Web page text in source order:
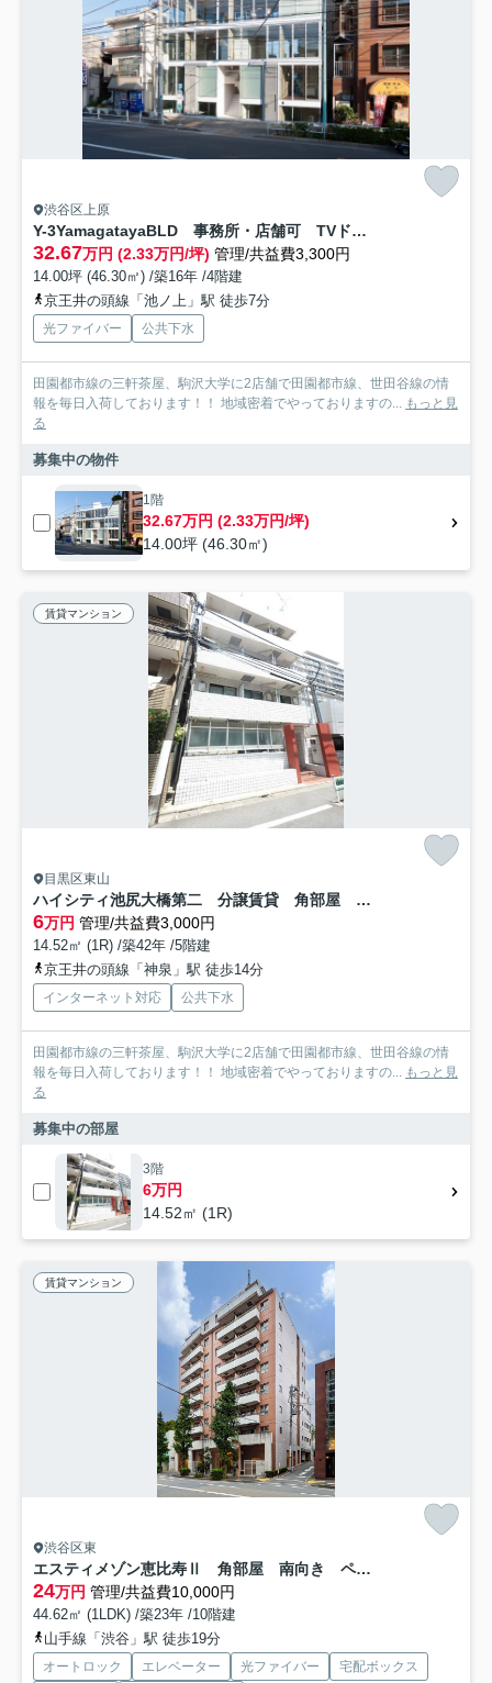
渋谷区上原
Y-3YamagatayaBLD 事務所・店舗可 TVドアフォン
32.67万円 (2.33万円/坪) 管理/共益費3,300円
14.00坪 (46.30㎡) /築16年 /4階建
京王井の頭線「池ノ上」駅 徒歩7分
光ファイバー 公共下水
田園都市線の三軒茶屋、駒沢大学に2店舗で田園都市線、世田谷線の情
報を毎日入荷しております！！ 地域密着でやっておりますの... もっと見
る
募集中の物件
1階
32.67万円 (2.33万円/坪)
14.00坪 (46.30㎡)
賃貸マンション
目黒区東山
ハイシティ池尻大橋第二 分譲賃貸 角部屋 2面採光
6万円 管理/共益費3,000円
14.52㎡ (1R) /築42年 /5階建
京王井の頭線「神泉」駅 徒歩14分
インターネット対応 公共下水
田園都市線の三軒茶屋、駒沢大学に2店舗で田園都市線、世田谷線の情
報を毎日入荷しております！！ 地域密着でやっておりますの... もっと見
る
募集中の部屋
3階
6万円
14.52㎡ (1R)
賃貸マンション
渋谷区東
エスティメゾン恵比寿Ⅱ 角部屋 南向き ペット相談
24万円 管理/共益費10,000円
44.62㎡ (1LDK) /築23年 /10階建
山手線「渋谷」駅 徒歩19分
オートロック エレベーター 光ファイバー
宅配ボックス